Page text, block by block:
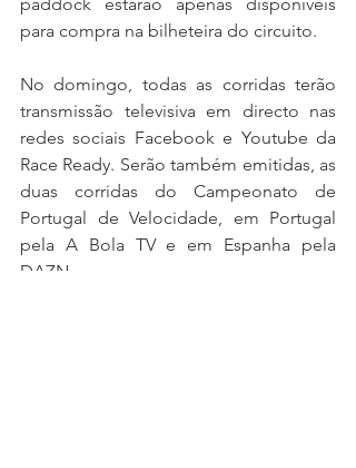
para compra na bilheteira do circuito.
No domingo, todas as corridas terão
transmissão televisiva em directo nas
redes sociais Facebook e Youtube da
Race Ready. Serão também emitidas, as
duas corridas do Campeonato de
Portugal de Velocidade, em Portugal
pela A Bola TV e em Espanha pela
DAZN.